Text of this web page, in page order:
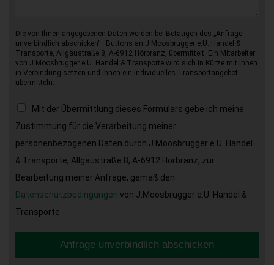
Die von Ihnen angegebenen Daten werden bei Betätigen des „Anfrage
unverbindlich abschicken“–Buttons an J.Moosbrugger e.U. Handel &
Transporte, Allgäustraße 8, A-6912 Hörbranz, übermittelt. Ein Mitarbeiter
von J.Moosbrugger e.U. Handel & Transporte wird sich in Kürze mit Ihnen
in Verbindung setzen und Ihnen ein individuelles Transportangebot
übermitteln.
Mit der Übermittlung dieses Formulars gebe ich meine
Zustimmung für die Verarbeitung meiner
personenbezogenen Daten durch J.Moosbrugger e.U. Handel
& Transporte, Allgäustraße 8, A-6912 Hörbranz, zur
Bearbeitung meiner Anfrage, gemäß den
Datenschutzbedingungen von J.Moosbrugger e.U. Handel &
Transporte.
Anfrage unverbindlich abschicken